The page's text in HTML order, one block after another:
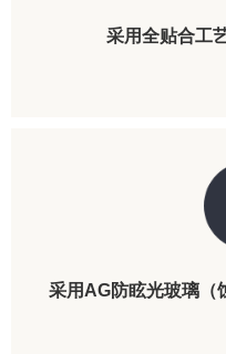
采用全贴合工
采用AG防眩光玻璃（